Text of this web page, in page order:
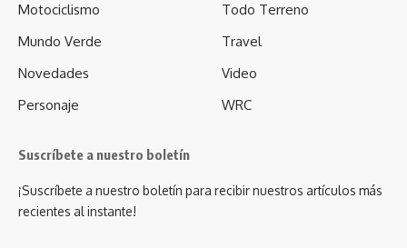
Motociclismo
Mundo Verde
Novedades
Personaje
Todo Terreno
Travel
Video
WRC
Suscríbete a nuestro boletín
¡Suscríbete a nuestro boletín para recibir nuestros artículos más
recientes al instante!